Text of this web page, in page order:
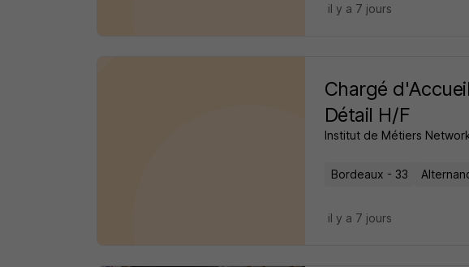
il y a 7 jours
Chargé
Détail H/F
Institut de Métiers
Bordeaux - 33
il y a 7 jours